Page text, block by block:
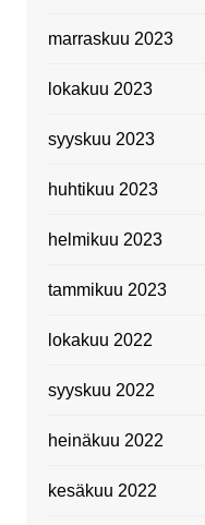
marraskuu 2023
lokakuu 2023
syyskuu 2023
huhtikuu 2023
helmikuu 2023
tammikuu 2023
lokakuu 2022
syyskuu 2022
heinäkuu 2022
kesäkuu 2022